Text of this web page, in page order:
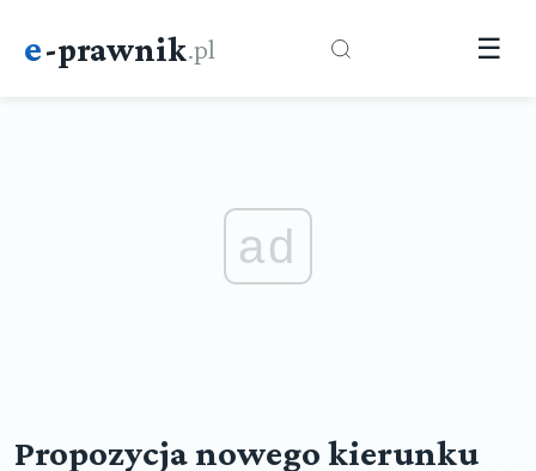
e-prawnik.pl ☰
ad
Propozycja nowego kierunku